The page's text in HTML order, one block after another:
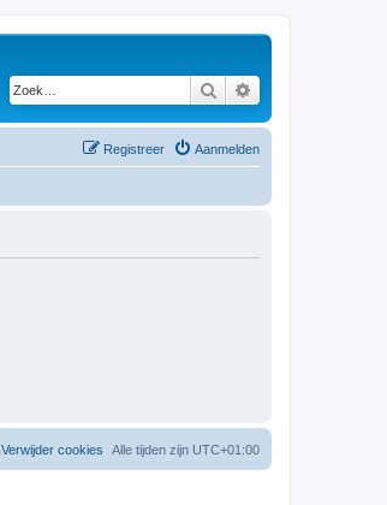
Zoek
Aanmelden
Registreer
Alle tijden zijn UTC+01:00
Verwijder cookies